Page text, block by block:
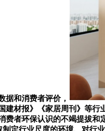
据和消费者评价，
材报》《家居周刊》等
者环保认识的不竭提拔
定行业尺度的环境、对